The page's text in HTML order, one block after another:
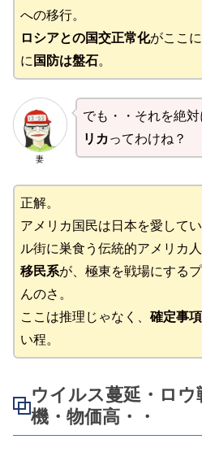
への移行。
ロシアとの国交正常化がここ
に 国防は盤石。
妻
でも・・それを絶
リカってわけね？
正解。
アメリカ国民は日本を愛して
ル街に巣食う伝統的アメリカ
移民系が、極東を戦場にする
んのさ。
ここは推理じゃなく、 確定事項
い程。
ウイルス蔓延・ロウ
機・物価高・・